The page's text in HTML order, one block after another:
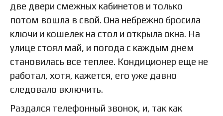
две двери смежных кабинетов и только
потом вошла в свой. Она небрежно бросила
ключи и кошелек на стол и открыла окна. На
улице стоял май, и погода с каждым днем
становилась все теплее. Кондиционер еще не
работал, хотя, кажется, его уже давно
следовало включить.
Раздался телефонный звонок, и, так как